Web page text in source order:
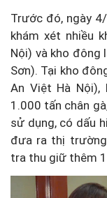
Trước đó, ngày
khám xét nhiều
Nội) và kho đông
Sơn). Tại kho
An Việt Hà
1.000 tấn chân
sử dụng, có dấu
đưa ra thị
tra thu giữ thêm